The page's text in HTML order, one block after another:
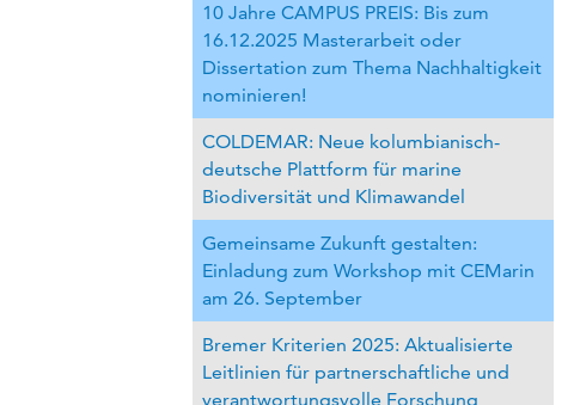
10 Jahre CAMPUS PREIS: Bis zum
16.12.2025 Masterarbeit oder
Dissertation zum Thema Nachhaltigkeit
nominieren!
COLDEMAR: Neue kolumbianisch-
deutsche Plattform für marine
Biodiversität und Klimawandel
Gemeinsame Zukunft gestalten:
Einladung zum Workshop mit CEMarin
am 26. September
Bremer Kriterien 2025: Aktualisierte
Leitlinien für partnerschaftliche und
verantwortungsvolle Forschung